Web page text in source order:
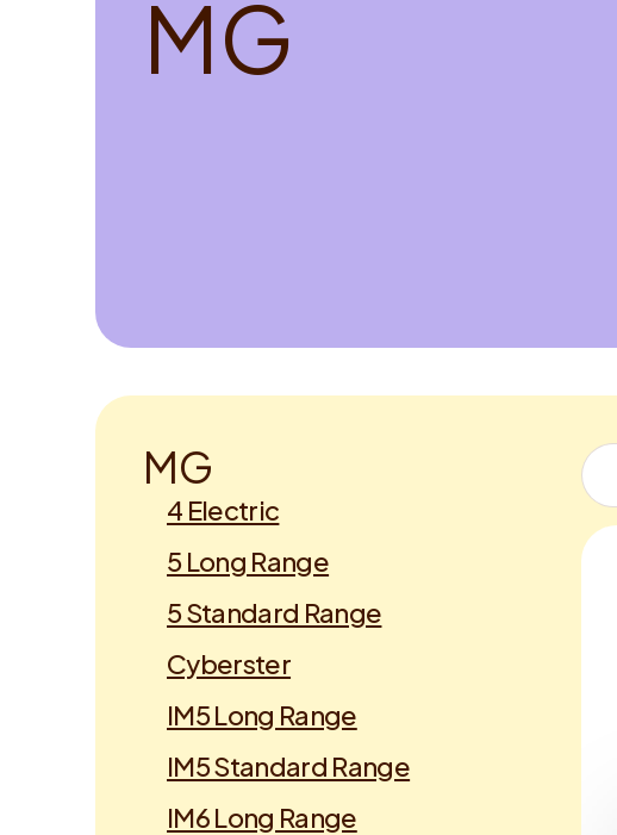
MG
MG
4 Electric
5 Long Range
5 Standard Range
Cyberster
IM5 Long Range
IM5 Standard Range
IM6 Long Range